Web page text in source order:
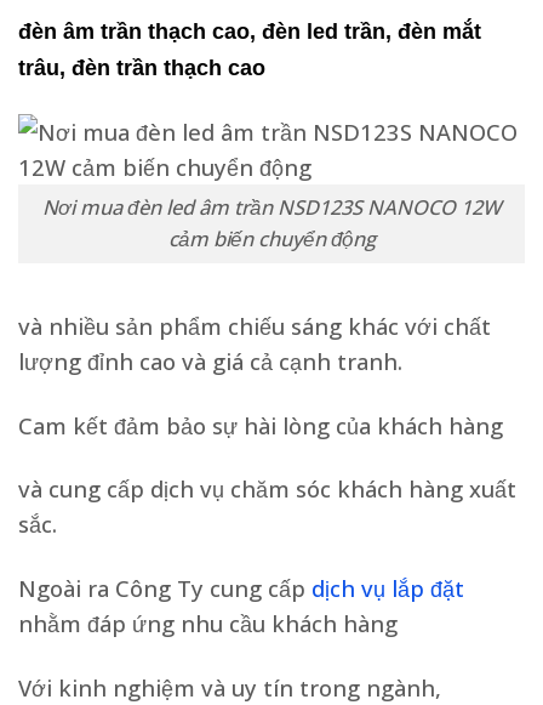
đèn âm trần thạch cao, đèn led trần, đèn mắt
trâu, đèn trần thạch cao
Nơi mua đèn led âm trần NSD123S NANOCO 12W
cảm biến chuyển động
và nhiều sản phẩm chiếu sáng khác với chất
lượng đỉnh cao và giá cả cạnh tranh.
Cam kết đảm bảo sự hài lòng của khách hàng
và cung cấp dịch vụ chăm sóc khách hàng xuất
sắc.
Ngoài ra Công Ty cung cấp dịch vụ lắp đặt
nhằm đáp ứng nhu cầu khách hàng
Với kinh nghiệm và uy tín trong ngành,